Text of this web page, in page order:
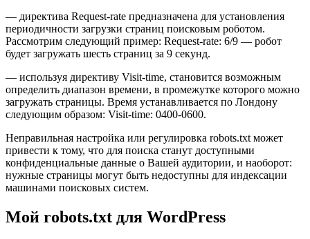
— директива Rеquest-ratе предназначена для установления
периодичности загрузки страниц поисковым роботом.
Рассмотрим следующий пример: Request-rate: 6/9 — робот
будет загружать шесть страниц за 9 секунд.
— используя директиву Visit-timе, становится возможным
определить диапазон времени, в промежутке которого можно
загружать страницы. Время устанавливается по Лондону
следующим образом: Visit-time: 0400-0600.
Неправильная настройка или регулировка rоbоts.txt может
привести к тому, что для поиска станут доступными
конфиденциальные данные о Вашей аудитории, и наоборот:
нужные страницы могут быть недоступны для индексации
машинами поисковых систем.
Мой robots.txt для WordPress